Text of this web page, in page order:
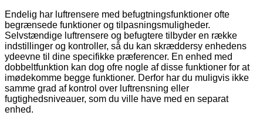
Endelig har luftrensere med befugtningsfunktioner ofte
begrænsede funktioner og tilpasningsmuligheder.
Selvstændige luftrensere og befugtere tilbyder en række
indstillinger og kontroller, så du kan skræddersy enhedens
ydeevne til dine specifikke præferencer. En enhed med
dobbeltfunktion kan dog ofre nogle af disse funktioner for at
imødekomme begge funktioner. Derfor har du muligvis ikke
samme grad af kontrol over luftrensning eller
fugtighedsniveauer, som du ville have med en separat
enhed.